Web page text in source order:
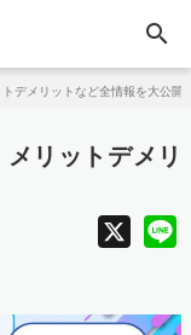
search
デメリットなど全情報を大公開
リットデメリ
X